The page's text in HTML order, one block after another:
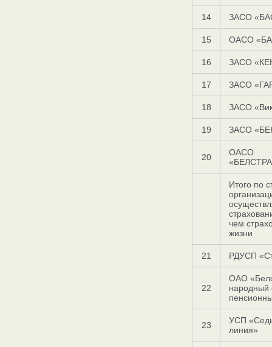
14 ЗАСО
15 ОАСО
16 ЗАСО
17 ЗАСО
18 ЗАСО
19 ЗАСО
20
ОАСО
Итого по
чем
жизни
21 РДУСП
22
ОАО
народный
23
УСП
линия»